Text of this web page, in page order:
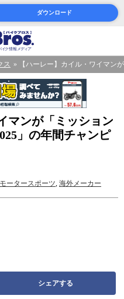
ダウンロード
ス 【ハーレー】カイル・ワイマン
マンが「ミッション
」の年間チャンピ
モータースポーツ, 海外メーカー
シェアする